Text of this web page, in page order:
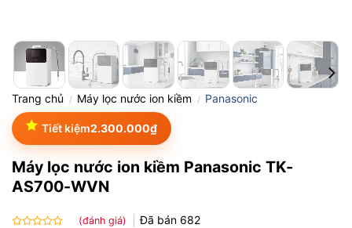
Trang chủ / Máy lọc nước ion kiềm / Panasonic
Tiết kiệm2.300.000₫
Máy lọc nước ion kiềm Panasonic TK-
AS700-WVN
(đánh giá) Đã bán 682